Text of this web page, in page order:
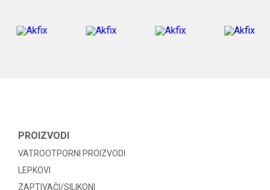
PROIZVODI
VATROOTPORNI PROIZVODI
LEPKOVI
ZAPTIVAČI/SILIKONI